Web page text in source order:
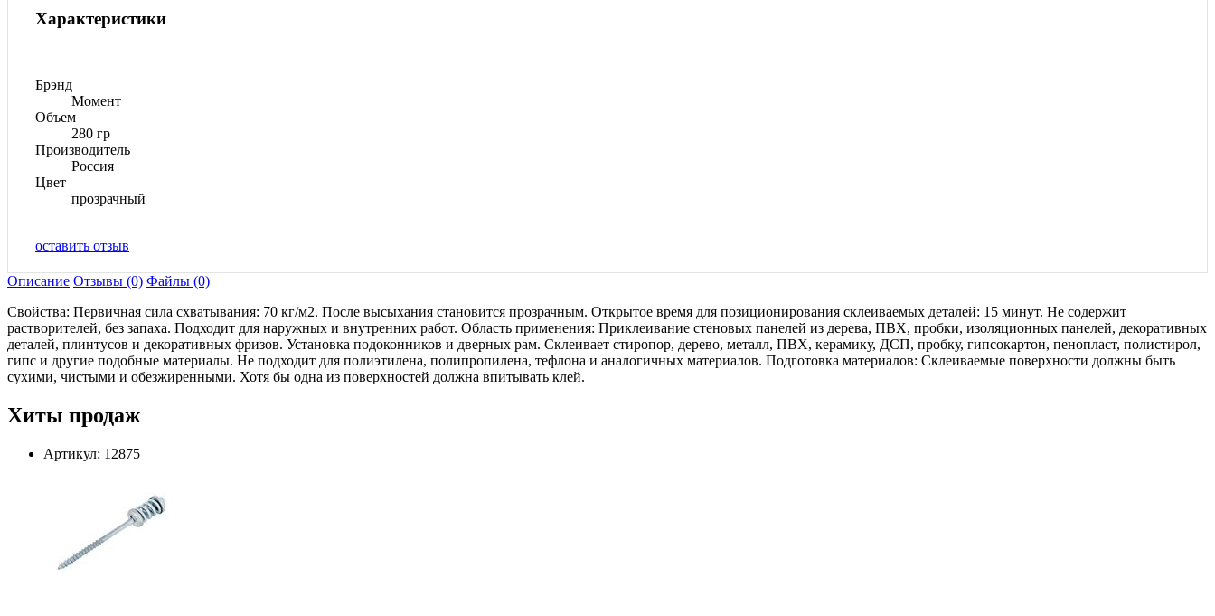
Характеристики
Брэнд
Момент
Объем
280 гр
Производитель
Россия
Цвет
прозрачный
оставить отзыв
Описание Отзывы (0) Файлы (0)
Свойства: Первичная сила схватывания: 70 кг/м2. После высыхания становится прозрачным. Открытое время для позиционирования склеиваемых деталей: 15 минут. Не содержит
растворителей, без запаха. Подходит для наружных и внутренних работ. Область применения: Приклеивание стеновых панелей из дерева, ПВХ, пробки, изоляционных панелей, декоративных
деталей, плинтусов и декоративных фризов. Установка подоконников и дверных рам. Склеивает стиропор, дерево, металл, ПВХ, керамику, ДСП, пробку, гипсокартон, пенопласт, полистирол,
гипс и другие подобные материалы. Не подходит для полиэтилена, полипропилена, тефлона и аналогичных материалов. Подготовка материалов: Склеиваемые поверхности должны быть
сухими, чистыми и обезжиренными. Хотя бы одна из поверхностей должна впитывать клей.
Хиты продаж
Артикул: 12875